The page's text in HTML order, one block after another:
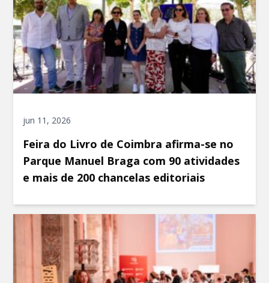
jun 11, 2026
Feira do Livro de Coimbra afirma-se no
Parque Manuel Braga com 90 atividades
e mais de 200 chancelas editoriais